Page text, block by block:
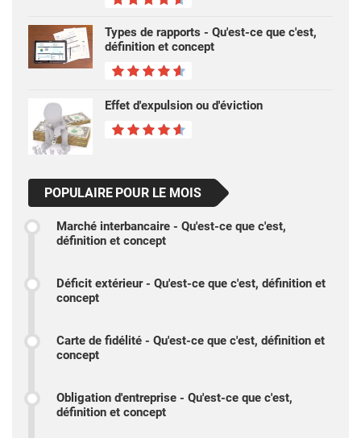
Types de rapports - Qu'est-ce que c'est,
définition et concept
Effet d'expulsion ou d'éviction
POPULAIRE POUR LE MOIS
Marché interbancaire - Qu'est-ce que c'est,
définition et concept
Déficit extérieur - Qu'est-ce que c'est, définition et
concept
Carte de fidélité - Qu'est-ce que c'est, définition et
concept
Obligation d'entreprise - Qu'est-ce que c'est,
définition et concept